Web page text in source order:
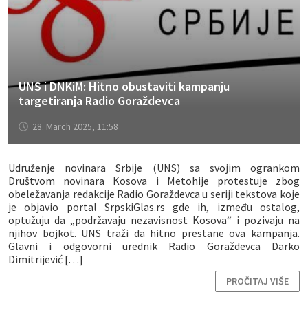
UNS i DNKiM: Hitno obustaviti kampanju
targetiranja Radio Goraždevca
28. March 2025, 11:58
Udruženje novinara Srbije (UNS) sa svojim ogrankom
Društvom novinara Kosova i Metohije protestuje zbog
obeležavanja redakcije Radio Goraždevca u seriji tekstova koje
je objavio portal SrpskiGlas.rs gde ih, između ostalog,
optužuju da „podržavaju nezavisnost Kosova“ i pozivaju na
njihov bojkot. UNS traži da hitno prestane ova kampanja.
Glavni i odgovorni urednik Radio Goraždevca Darko
Dimitrijević […]
PROČITAJ VIŠE